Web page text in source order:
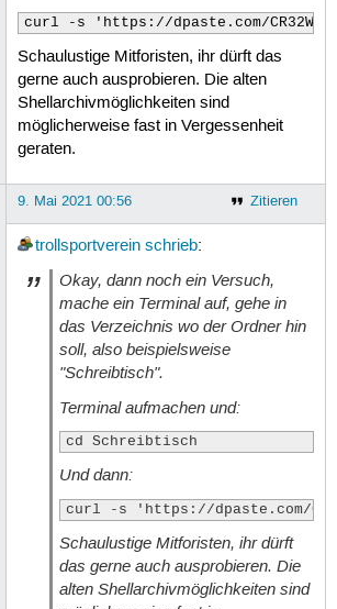
curl -s 'https://dpaste.com/
Schaulustige Mitforisten, ihr dürft das
gerne auch ausprobieren. Die alten
Shellarchivmöglichkeiten sind
möglicherweise fast in Vergessenheit
geraten.
Zitieren
9. Mai 2021 00:56
trollsportverein schrieb:
Okay, dann noch ein Versuch,
mache ein Terminal auf, gehe in
das Verzeichnis wo der Ordner hin
soll, also beispielsweise
"Schreibtisch".
Terminal aufmachen und:
cd Schreibtisch
Und dann:
curl -s 'https://dpaste.com/
Schaulustige Mitforisten, ihr dürft
das gerne auch ausprobieren. Die
alten Shellarchivmöglichkeiten sind